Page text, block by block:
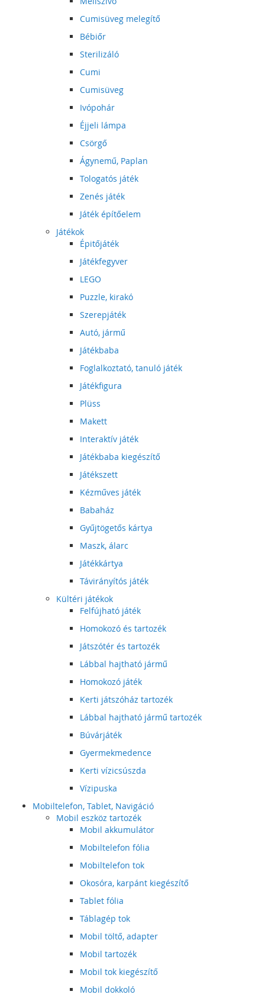
Cumisüveg melegítő
Bébiőr
Sterilizáló
Cumi
Cumisüveg
Ivópohár
Éjjeli lámpa
Csörgő
Ágynemű, Paplan
Tologatós játék
Zenés játék
Játék építőelem
Játékok
Épitőjáték
Játékfegyver
LEGO
Puzzle, kirakó
Szerepjáték
Autó, jármű
Játékbaba
Foglalkoztató, tanuló játék
Játékfigura
Plüss
Makett
Interaktív játék
Játékbaba kiegészítő
Játékszett
Kézműves játék
Babaház
Gyűjtögetős kártya
Maszk, álarc
Játékkártya
Távirányítós játék
Kültéri játékok
Felfújható játék
Homokozó és tartozék
Játszótér és tartozék
Lábbal hajtható jármű
Homokozó játék
Kerti játszóház tartozék
Lábbal hajtható jármű tartozék
Búvárjáték
Gyermekmedence
Kerti vízicsúszda
Vízipuska
Mobiltelefon, Tablet, Navigáció
Mobil eszköz tartozék
Mobil akkumulátor
Mobiltelefon fólia
Mobiltelefon tok
Okosóra, karpánt kiegészítő
Tablet fólia
Táblagép tok
Mobil töltő, adapter
Mobil tartozék
Mobil tok kiegészítő
Mobil dokkoló